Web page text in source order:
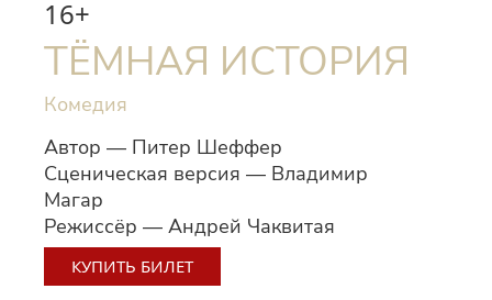
16+
КУПИТЬ БИЛЕТ
Автор — Питер Шеффер
Сценическая версия — Владимир
Магар
Режиссёр — Андрей Чаквитая
ТЁМНАЯ ИСТОРИЯ
Комедия